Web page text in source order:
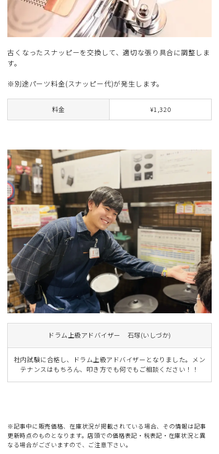
古くなったスナッピーを交換して、適切な張り具合に調整しま
す。
※別途パーツ料金(スナッピー代)が発生します。
料金 ¥1,320
ドラム上級アドバイザー 石塚(いしづか)
社内試験に合格し、ドラム上級アドバイザーとなりました。メン
テナンスはもちろん、叩き方でも何でもご相談ください！！
※記事中に販売価格、在庫状況が掲載されている場合、その情報は記事
更新時点のものとなります。店頭での価格表記・税表記・在庫状況と異
なる場合がございますので、ご注意下さい。